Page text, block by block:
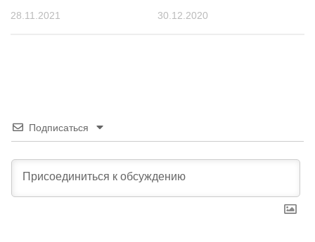
28.11.2021 30.12.2020
Подписаться